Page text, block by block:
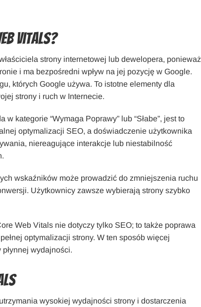
Vitals?
strony internetowej lub dewelopera, ponieważ
i ma bezpośredni wpływ na jej pozycję w Google.
których Google używa. To istotne elementy dla
strony i ruch w Internecie.
kategorie “Wymaga Poprawy” lub “Słabe”, jest to
optymalizacji SEO, a doświadczenie użytkownika
niereagujące interakcje lub niestabilność
wskaźników może prowadzić do zmniejszenia ruchu
Użytkownicy zawsze wybierają strony szybko
Web Vitals nie dotyczy tylko SEO; to także poprawa
optymalizacji strony. W ten sposób więcej
wydajności.
wysokiej wydajności strony i dostarczenia